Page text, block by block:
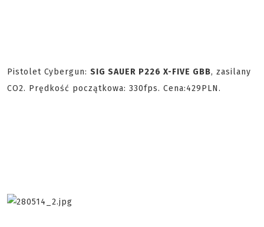
Pistolet Cybergun: SIG SAUER P226 X-FIVE GBB, zasilany
CO2. Prędkość początkowa: 330fps. Cena:429PLN.